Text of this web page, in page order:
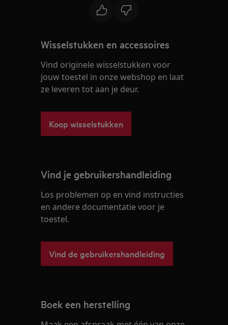
Wisselstukken en accessoires
Vind originele wisselstukken voor
jouw toestel in onze webshop en laat
ze leveren tot aan je deur.
Koop wisselstukken
Vind je gebruikershandleiding
Los problemen op en vind instructies
en andere documentatie voor je
toestel.
Vind de gebruikershandleiding
Boek een herstelling